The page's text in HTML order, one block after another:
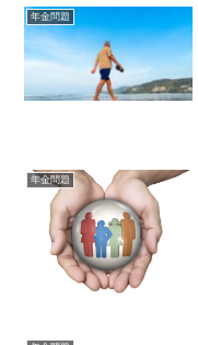
年金問題
年金問題